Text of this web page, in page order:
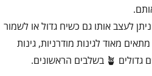
לעצב אותו גם כשיח גדול או לשמור
מאוד לגינות מודרניות, גינות
הראשונים.